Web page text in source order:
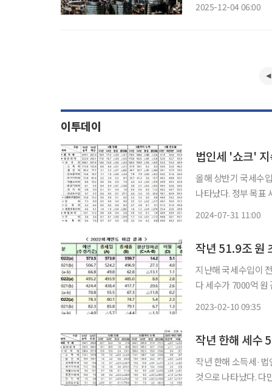
2025-12-04 06:00
이투데이
법인세 '쇼크'
올해 상반기 국세수
나타났다. 정부 목표
2024-07-31 11:00
작년 51.9조 원
지난해 국세수입이
다 세수가 7000억 원
2023-02-10 09:35
작년 한해 세수
작년 한해 소득세·
것으로 나타났다. 다만 정부